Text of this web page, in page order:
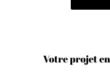
Votre projet